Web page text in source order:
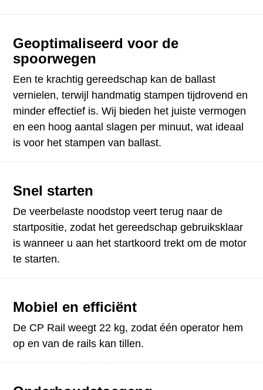
Geoptimaliseerd voor de
spoorwegen
Een te krachtig gereedschap kan de ballast
vernielen, terwijl handmatig stampen tijdrovend en
minder effectief is. Wij bieden het juiste vermogen
en een hoog aantal slagen per minuut, wat ideaal
is voor het stampen van ballast.
Snel starten
De veerbelaste noodstop veert terug naar de
startpositie, zodat het gereedschap gebruiksklaar
is wanneer u aan het startkoord trekt om de motor
te starten.
Mobiel en efficiënt
De CP Rail weegt 22 kg, zodat één operator hem
op en van de rails kan tillen.